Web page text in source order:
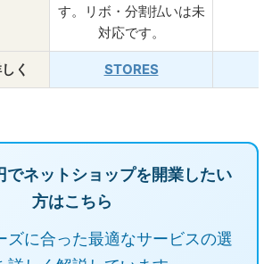
す。リボ・分割払いは未
対応です。
く STORES
でネットショップを開業したい
方はこちら
ズに合った最適なサービスの選